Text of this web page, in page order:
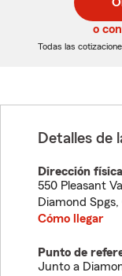
de
5
de
5
o
Todas las
Detalles de
Dirección
550 Pleasant
Diamond Spgs,
Cómo llegar
Punto de
Junto a